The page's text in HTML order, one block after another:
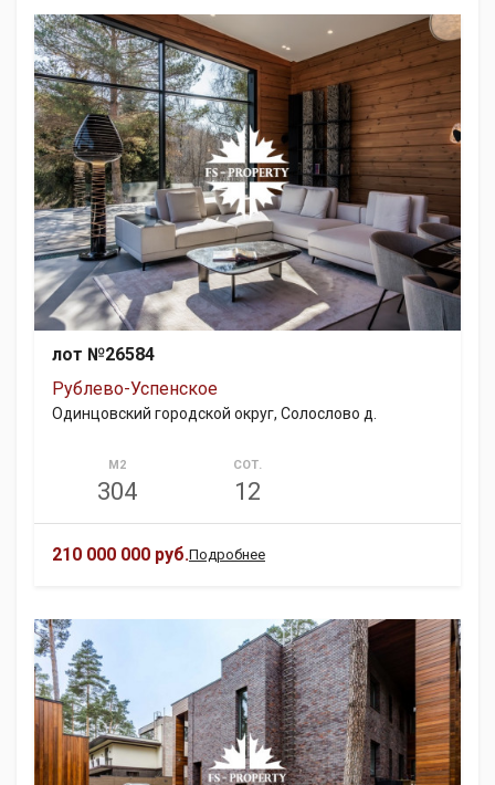
лот №26584
Рублево-Успенское
Одинцовский городской округ, Солослово д.
М2
304
СОТ.
12
210 000 000 руб.Подробнее